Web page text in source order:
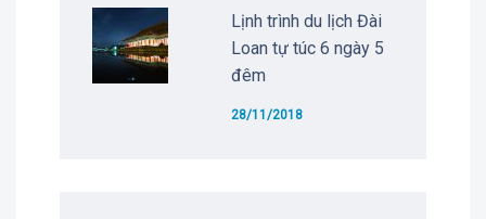
Lịnh trình du lịch Đài
Loan tự túc 6 ngày 5
đêm
28/11/2018